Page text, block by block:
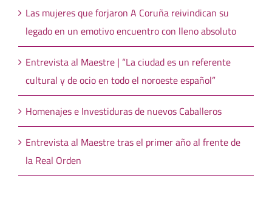
Las mujeres que forjaron A Coruña reivindican su
legado en un emotivo encuentro con lleno absoluto
Entrevista al Maestre | “La ciudad es un referente
cultural y de ocio en todo el noroeste español”
Homenajes e Investiduras de nuevos Caballeros
Entrevista al Maestre tras el primer año al frente de
la Real Orden